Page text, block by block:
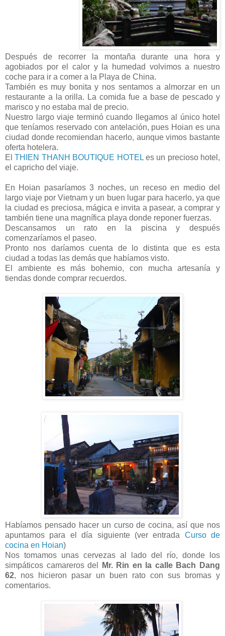
Después de recorrer la montaña durante una hora y
agobiados por el calor y la humedad volvimos a nuestro
coche para ir a comer a la Playa de China.
También es muy bonita y nos sentamos a almorzar en un
restaurante a la orilla. La comida fue a base de pescado y
marisco y no estaba mal de precio.
Nuestro largo viaje terminó cuando llegamos al único hotel
que teníamos reservado con antelación, pues Hoian es una
ciudad donde recomiendan hacerlo, aunque vimos bastante
oferta hotelera.
ElTHIEN THANH BOUTIQUE HOTELes un precioso hotel,
el capricho del viaje.
En Hoian pasaríamos 3 noches, un receso en medio del
largo viaje por Vietnam y un buen lugar para hacerlo, ya que
la ciudad es preciosa, mágica e invita a pasear, a comprar y
también tiene una magnífica playa donde reponer fuerzas.
Descansamos un rato en la piscina y después
comenzaríamos el paseo.
Pronto nos daríamos cuenta de lo distinta que es esta
ciudad a todas las demás que habíamos visto.
El ambiente es más bohemio, con mucha artesanía y
tiendas donde comprar recuerdos.
Habíamos pensado hacer un curso de cocina, así que nos
apuntamos para el día siguiente (ver entrada Curso de
cocina en Hoian)
Nos tomamos unas cervezas al lado del río, donde los
simpáticos camareros del
Mr. Rin en la calle Bach Dang
62, nos hicieron pasar un buen rato con sus bromas y
comentarios.